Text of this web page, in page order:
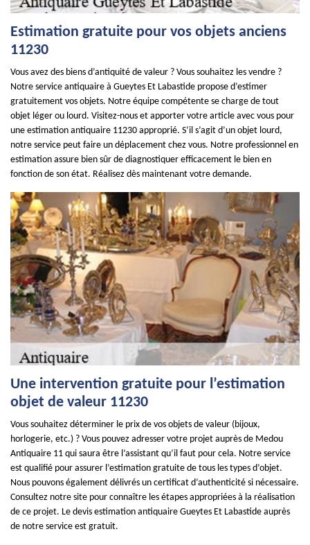
Estimation gratuite pour vos objets anciens
11230
Vous avez des biens d’antiquité de valeur ? Vous souhaitez les vendre ?
Notre service antiquaire à Gueytes Et Labastide propose d’estimer
gratuitement vos objets. Notre équipe compétente se charge de tout
objet léger ou lourd. Visitez-nous et apporter votre article avec vous pour
une estimation antiquaire 11230 approprié. S’il s’agit d’un objet lourd,
notre service peut faire un déplacement chez vous. Notre professionnel en
estimation assure bien sûr de diagnostiquer efficacement le bien en
fonction de son état. Réalisez dès maintenant votre demande.
Une intervention gratuite pour l’estimation
objet de valeur 11230
Vous souhaitez déterminer le prix de vos objets de valeur (bijoux,
horlogerie, etc.) ? Vous pouvez adresser votre projet auprès de Medou
Antiquaire 11 qui saura être l’assistant qu’il faut pour cela. Notre service
est qualifié pour assurer l’estimation gratuite de tous les types d’objet.
Nous pouvons également délivrés un certificat d’authenticité si nécessaire.
Consultez notre site pour connaître les étapes appropriées à la réalisation
de ce projet. Le devis estimation antiquaire Gueytes Et Labastide auprès
de notre service est gratuit.